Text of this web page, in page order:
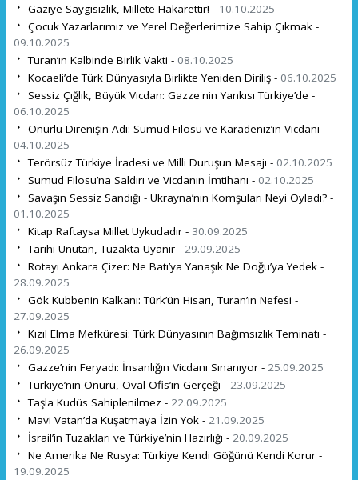
Gaziye Saygısızlık, Millete Hakarettir! - 10.10.2025
Çocuk Yazarlarımız ve Yerel Değerlerimize Sahip Çıkmak -
09.10.2025
Turan’ın Kalbinde Birlik Vakti - 08.10.2025
Kocaeli’de Türk Dünyasıyla Birlikte Yeniden Diriliş - 06.10.2025
Sessiz Çığlık, Büyük Vicdan: Gazze'nin Yankısı Türkiye’de -
06.10.2025
Onurlu Direnişin Adı: Sumud Filosu ve Karadeniz’in Vicdanı -
04.10.2025
Terörsüz Türkiye İradesi ve Milli Duruşun Mesajı - 02.10.2025
Sumud Filosu’na Saldırı ve Vicdanın İmtihanı - 02.10.2025
Savaşın Sessiz Sandığı - Ukrayna’nın Komşuları Neyi Oyladı? -
01.10.2025
Kitap Raftaysa Millet Uykudadır - 30.09.2025
Tarihi Unutan, Tuzakta Uyanır - 29.09.2025
Rotayı Ankara Çizer: Ne Batı’ya Yanaşık Ne Doğu’ya Yedek -
28.09.2025
Gök Kubbenin Kalkanı: Türk’ün Hisarı, Turan’ın Nefesi -
27.09.2025
Kızıl Elma Mefküresi: Türk Dünyasının Bağımsızlık Teminatı -
26.09.2025
Gazze’nin Feryadı: İnsanlığın Vicdanı Sınanıyor - 25.09.2025
Türkiye’nin Onuru, Oval Ofis’in Gerçeği - 23.09.2025
Taşla Kudüs Sahiplenilmez - 22.09.2025
Mavi Vatan’da Kuşatmaya İzin Yok - 21.09.2025
İsrail’in Tuzakları ve Türkiye’nin Hazırlığı - 20.09.2025
Ne Amerika Ne Rusya: Türkiye Kendi Göğünü Kendi Korur -
19.09.2025